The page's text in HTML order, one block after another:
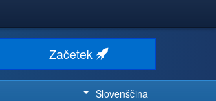
Začetek
Slovenščina